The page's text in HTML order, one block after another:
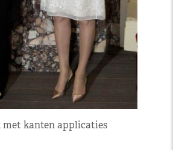
met kanten applicaties